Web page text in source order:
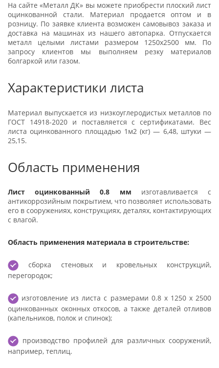
На сайте «Металл ДК» вы можете приобрести плоский лист
оцинкованной стали. Материал продается оптом и в
розницу. По заявке клиента возможен самовывоз заказа и
доставка на машинах из нашего автопарка. Отпускается
металл целыми листами размером 1250х2500 мм. По
запросу клиентов мы выполняем резку материалов
болгаркой или газом.
Характеристики листа
Материал выпускается из низкоуглеродистых металлов по
ГОСТ 14918-2020 и поставляется с сертификатами. Вес
листа оцинкованного площадью 1м2 (кг) — 6,48, штуки —
25,15.
Область применения
Лист оцинкованный 0.8 мм изготавливается с
антикоррозийным покрытием, что позволяет использовать
его в сооружениях, конструкциях, деталях, контактирующих
с влагой.
Область применения материала в строительстве:
сборка стеновых и кровельных конструкций,
перегородок;
изготовление из листа с размерами 0.8 х 1250 х 2500
оцинкованных оконных откосов, а также деталей отливов
(капельников, полок и спинок);
производство профилей для различных сооружений,
например, теплиц.